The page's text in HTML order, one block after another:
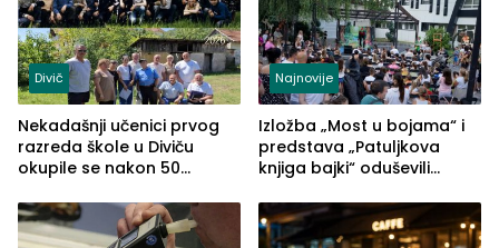
Divič
Nekadašnji učenici prvog
razreda škole u Diviču
okupile se nakon 50
Pašić im održao čas
(FOTO)
Najnovije
Izložba „Most u bojama“ i
predstava „Patuljkova
knjiga bajki“ oduševili